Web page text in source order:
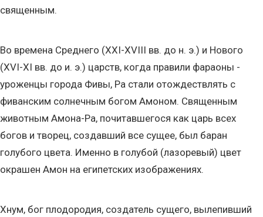
священным.
Во времена Среднего (XXI-XVIII вв. до н. э.) и Нового
(XVI-XI вв. до и. э.) царств, когда правили фараоны -
уроженцы города Фивы, Ра стали отождествлять с
фиванским солнечным богом Амоном. Священным
животным Амона-Ра, почитавшегося как царь всех
богов и творец, создавший все сущее, был баран
голубого цвета. Именно в голубой (лазоревый) цвет
окрашен Амон на египетских изображениях.
Хнум, бог плодородия, создатель сущего, вылепивший